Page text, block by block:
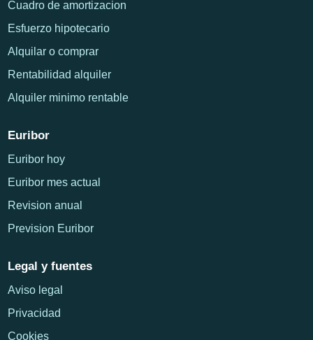
Cuadro de amortizacion
Esfuerzo hipotecario
Alquilar o comprar
Rentabilidad alquiler
Alquiler minimo rentable
Euribor
Euribor hoy
Euribor mes actual
Revision anual
Prevision Euribor
Legal y fuentes
Aviso legal
Privacidad
Cookies